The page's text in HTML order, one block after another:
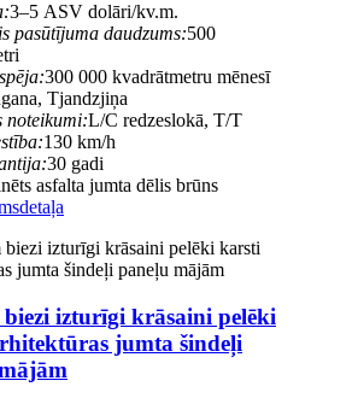
3–5 ASV dolāri/kv.m.
pasūtījuma daudzums:500
300 000 kvadrātmetru mēnesī
Tjandzjiņa
noteikumi:L/C redzeslokā, T/T
130 km/h
30 gadi
asfalta jumta dēlis brūns
detaļa
biezi izturīgi krāsaini pelēki
jumta šindeļi